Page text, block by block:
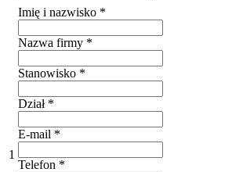
1
Imię i nazwisko *
Nazwa firmy *
Stanowisko *
Dział *
E-mail *
Telefon *